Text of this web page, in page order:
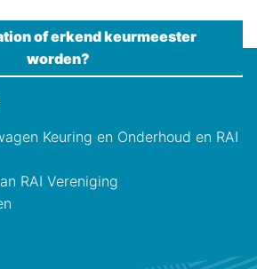
Keuring en Onderhoud en RAI
RAI Vereniging
of erkend keurmeester
worden?